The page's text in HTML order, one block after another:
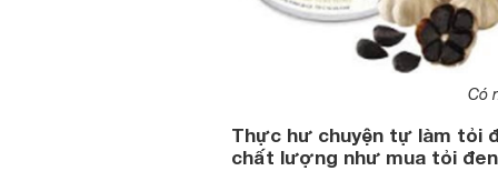
Có
Thực hư chuyện tự làm tỏi
chất lượng như mua tỏi